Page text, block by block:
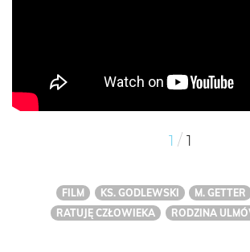
1 / 1
FILM KS. GODLEWSKI M. GETTER
RATUJĘ CZŁOWIEKA
RODZINA